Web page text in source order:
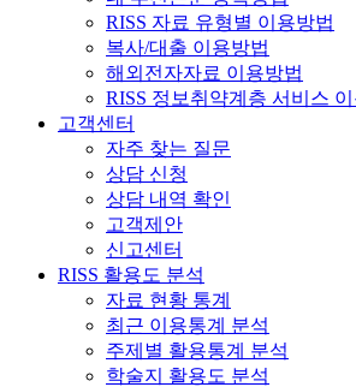
RISS 자료 유형별 이용방법
복사/대출 이용방법
해외전자자료 이용방법
RISS 정보취약계층 서비스
고객센터
자주 찾는 질문
상담 신청
상담 내역 확인
고객제안
신고센터
RISS 활용도 분석
자료 현황 통계
최근 이용통계 분석
주제별 활용통계 분석
학술지 활용도 분석